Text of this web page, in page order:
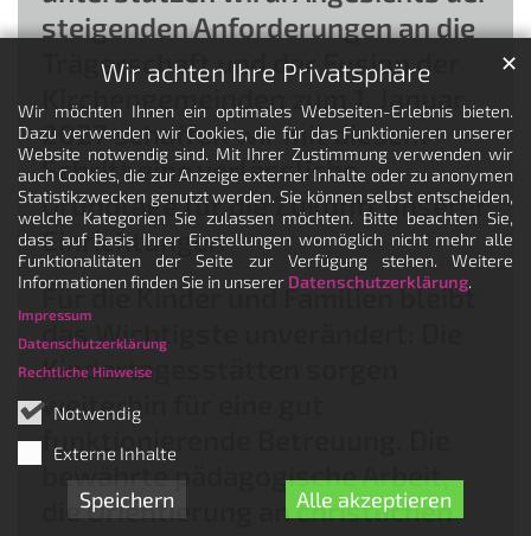
Wir achten Ihre Privatsphäre
Wir möchten Ihnen ein optimales Webseiten-Erlebnis bieten.
Dazu verwenden wir Cookies, die für das Funktionieren unserer
Website notwendig sind. Mit Ihrer Zustimmung verwenden wir
auch Cookies, die zur Anzeige externer Inhalte oder zu anonymen
Statistikzwecken genutzt werden. Sie können selbst entscheiden,
welche Kategorien Sie zulassen möchten. Bitte beachten Sie,
dass auf Basis Ihrer Einstellungen womöglich nicht mehr alle
Funktionalitäten der Seite zur Verfügung stehen. Weitere
Informationen finden Sie in unserer Datenschutzerklärung.
Notwendig
Externe Inhalte
Speichern Alle akzeptieren
✕
Impressum
Datenschutzerklärung
Rechtliche Hinweise
steigenden Anforderungen an die
Trägerschaft und der Fusion der
Kirchengemeinden zum 1. Januar
2027 schaffen wir mit diesem
Schritt eine verlässliche
Grundlage für die Zukunft unserer
Einrichtungen
Für die Kinder und Familien bleibt
das Wichtigste unverändert: Die
Kindertagesstätten sorgen
weiterhin für eine gut
funktionierende Betreuung. Die
bewährte pädagogische Arbeit,
die Orientierung an christlichen